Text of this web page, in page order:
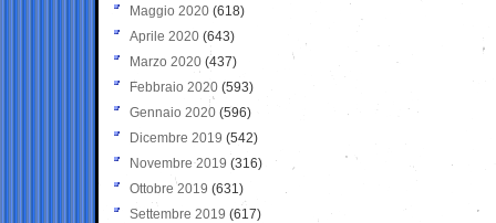
Maggio 2020 (618)
Aprile 2020 (643)
Marzo 2020 (437)
Febbraio 2020 (593)
Gennaio 2020 (596)
Dicembre 2019 (542)
Novembre 2019 (316)
Ottobre 2019 (631)
Settembre 2019 (617)